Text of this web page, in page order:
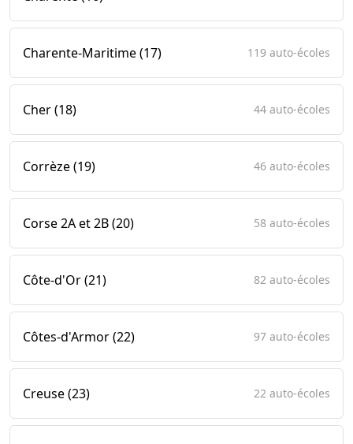
Charente-Maritime (17) 119 auto-écoles
Cher (18) 44 auto-écoles
Corrèze (19) 46 auto-écoles
Corse 2A et 2B (20) 58 auto-écoles
Côte-d'Or (21) 82 auto-écoles
Côtes-d'Armor (22) 97 auto-écoles
Creuse (23) 22 auto-écoles